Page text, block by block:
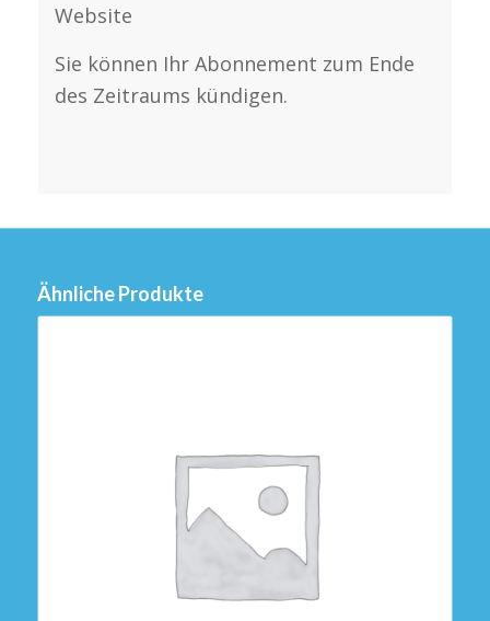
Website
Sie können Ihr Abonnement zum Ende
des Zeitraums kündigen.
Ähnliche Produkte